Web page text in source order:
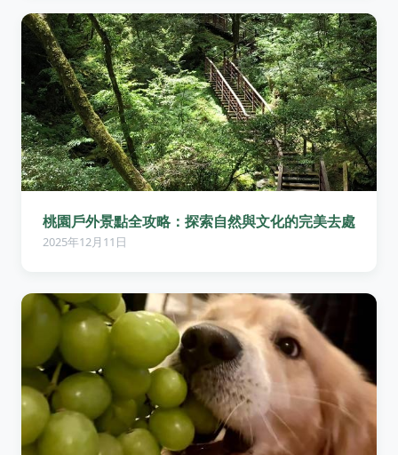
桃園戶外景點全攻略：探索自然與文化的完美去處
2025年12月11日